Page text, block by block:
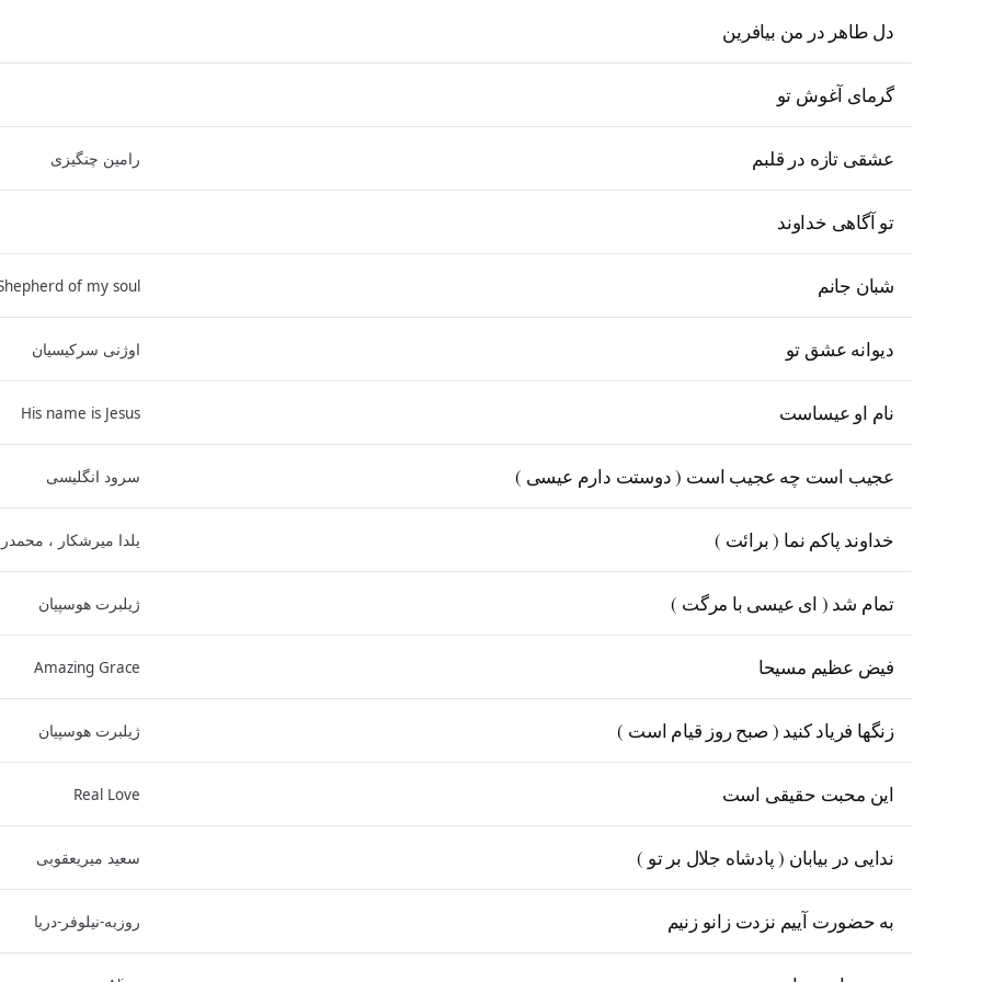
دل طاهر در من بیافرین
گرمای آغوش تو
عشقی تازه در قلبم رامین چنگیزی
تو آگاهی خداوند
شبان جانم of my soul
دیوانه عشق تو اوژنی سرکیسیان
نام او عیساست His name is Jesus
عجیب است چه عجیب است ( دوستت دارم عیسی ) سرود انگلیسی
خداوند پاکم نما ( برائت ) یلدا میرشکار ،
تمام شد ( ای عیسی با مرگت ) ژیلبرت هوسپیان
فیض عظیم مسیحا Amazing Grace
زنگها فریاد کنید ( صبح روز قیام است ) ژیلبرت هوسپیان
این محبت حقیقی است Real Love
ندایی در بیابان ( پادشاه جلال بر تو ) سعید میریعقوبی
به حضورت آییم نزدت زانو زنیم روزبه-نیلوفر-دریا